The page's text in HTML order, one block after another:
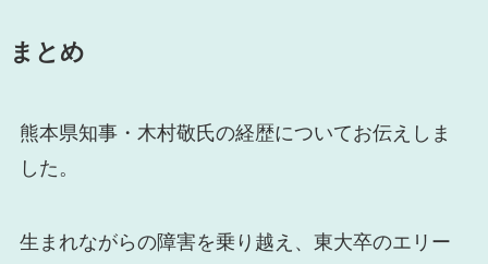
まとめ
熊本県知事・木村敬氏の経歴についてお伝えしま
した。
生まれながらの障害を乗り越え、東大卒のエリー